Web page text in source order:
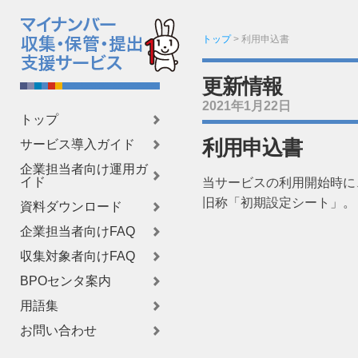
トップ
サービス導入ガイド
企業担当者向け運用ガ
イド
資料ダウンロード
企業担当者向けFAQ
収集対象者向けFAQ
BPOセンタ案内
用語集
お問い合わせ
トップ> 利用申込書
更新情報
2021年1月22日
利用申込書
当サービスの利用開始時
旧称「初期設定シート」。